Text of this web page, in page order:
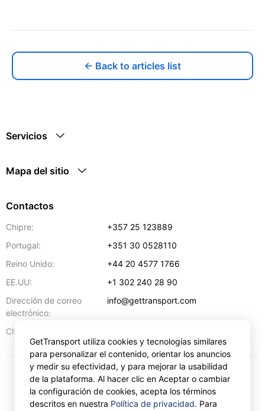
← Back to articles list
Servicios
Mapa del sitio
Contactos
Chipre:
+357 25 123889
Portugal:
+351 30 0528110
Reino Unido:
+44 20 4577 1766
EE.UU:
+1 302 240 28 90
Dirección de correo
electrónico:
info@gettransport.com
Chipre:
EUR
GetTransport utiliza cookies y tecnologías similares
para personalizar el contenido, orientar los anuncios
y medir su efectividad, y para mejorar la usabilidad
de la plataforma. Al hacer clic en Aceptar o cambiar
la configuración de cookies, acepta los términos
descritos en nuestra Política de privacidad. Para